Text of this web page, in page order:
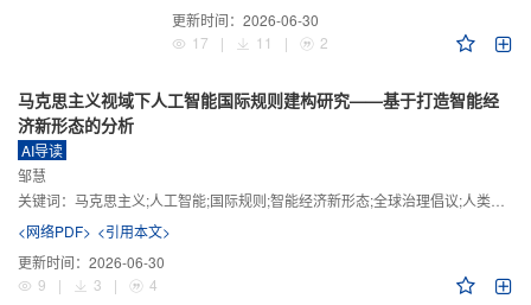
更新时间： 2026-06-30
17
| 11 | 2
马克思主义视域下人工智能国际规则建构研究——基于打造智能经
济新形态的分析
AI导读
邹慧
关键词： 马克思主义;人工智能;国际规则;智能经济新形态;全球治理倡议;人类命运共同体
<网络PDF> <引用本文>
更新时间： 2026-06-30
9
| 3 | 4